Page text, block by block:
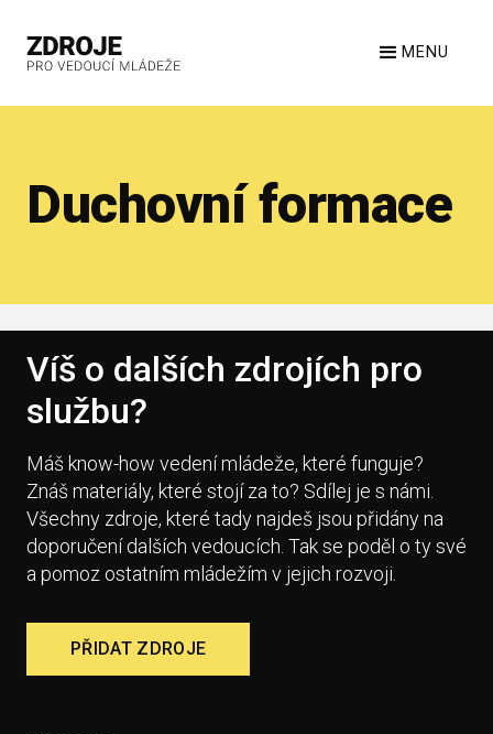
MENU
Duchovní formace
Víš o dalších zdrojích pro
službu?
Máš know-how vedení mládeže, které funguje?
Znáš materiály, které stojí za to? Sdílej je s námi.
Všechny zdroje, které tady najdeš jsou přidány na
doporučení dalších vedoucích. Tak se poděl o ty své
a pomoz ostatním mládežím v jejich rozvoji.
PŘIDAT ZDROJE